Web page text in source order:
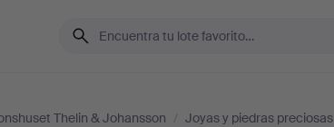
Thelin & Johansson / Joyas y piedras preciosas